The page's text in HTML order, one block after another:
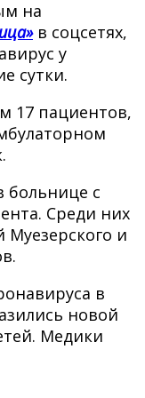
на
в соцсетях,
у
сутки.
17 пациентов,
больнице с
Среди них
Муезерского и
в
новой
Медики